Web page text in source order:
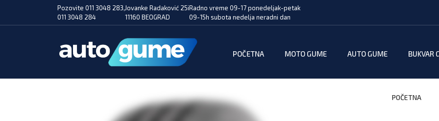
Pozovite 011 3048 283,
011 3048 284
Jovanke Radaković 25i
11160 BEOGRAD
Radno vreme 09-17 ponedeljak-petak
09-15h subota nedelja neradni dan
POČETNA MOTO GUME AUTO GUME BUKVAR
POČETNA